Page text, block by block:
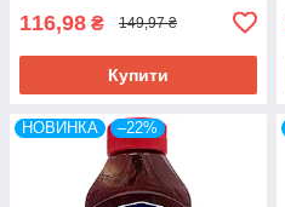
116,98 ₴ 149,97 ₴
Купити
НОВИНКА –22%